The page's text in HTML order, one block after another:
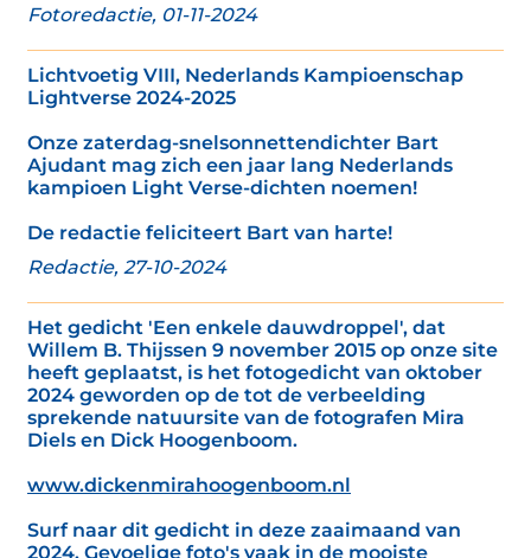
Fotoredactie, 01-11-2024
Lichtvoetig VIII, Nederlands Kampioenschap
Lightverse 2024-2025
Onze zaterdag-snelsonnettendichter Bart
Ajudant mag zich een jaar lang Nederlands
kampioen Light Verse-dichten noemen!
De redactie feliciteert Bart van harte!
Redactie, 27-10-2024
Het gedicht 'Een enkele dauwdroppel', dat
Willem B. Thijssen 9 november 2015 op onze site
heeft geplaatst, is het fotogedicht van oktober
2024 geworden op de tot de verbeelding
sprekende natuursite van de fotografen Mira
Diels en Dick Hoogenboom.
www.dickenmirahoogenboom.nl
Surf naar dit gedicht in deze zaaimaand van
2024. Gevoelige foto's vaak in de mooiste